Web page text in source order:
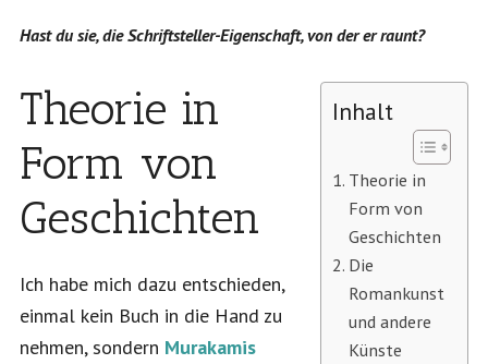
Hast du sie, die Schriftsteller-Eigenschaft, von der er raunt?
Inhalt
Theorie in
Form von
Geschichten
Die
Romankunst
und andere
Künste
Theorie in
Form von
Geschichten
Ich habe mich dazu entschieden,
einmal kein Buch in die Hand zu
nehmen, sondern Murakamis